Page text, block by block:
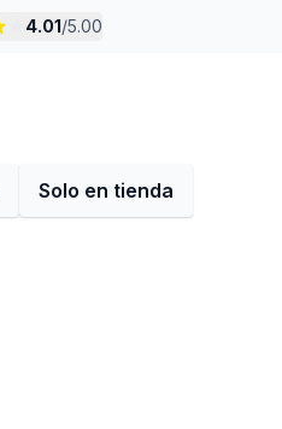
4.01/5.00
Solo en tienda